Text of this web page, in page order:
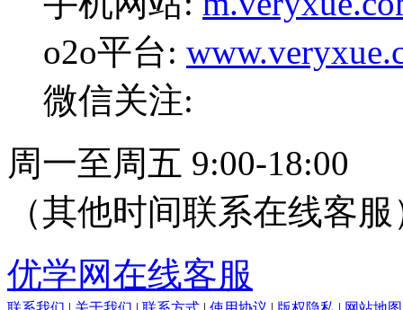
o2o平台:
微信关注:
周一至周五 9:00-18:00
（其他时间联系在线客服
优学网在线客服